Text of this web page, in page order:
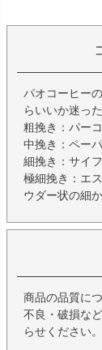
パオコーヒー
らいいか迷っ
粗挽き：パー
中挽き：ペー
細挽き：サイ
極細挽き：エ
ウダー状の細か
商品の品質に
不良・破損な
らせください。